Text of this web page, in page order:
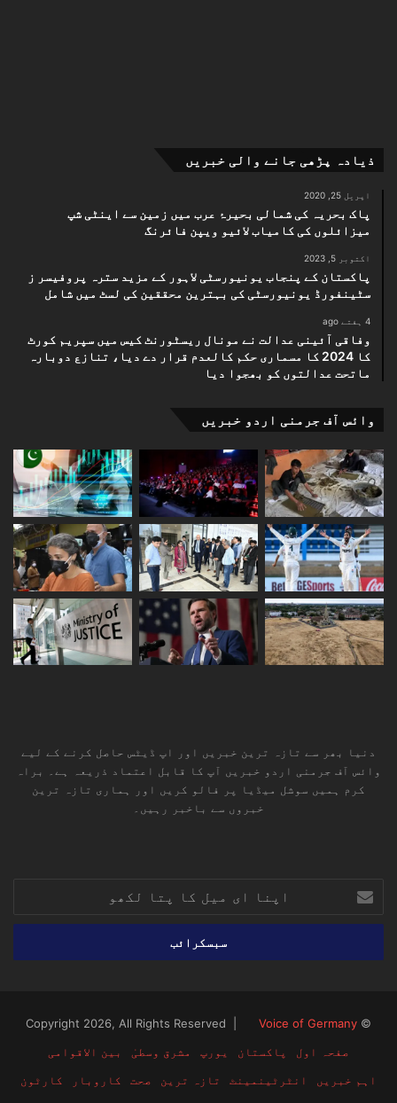
ذیادہ پڑھی جانے والی خبریں
اپریل 25, 2020
پاک بحریہ کی شمالی بحیرۂ عرب میں زمین سے اینٹی شپ
میزائلوں کی کامیاب لائیو ویپن فائرنگ
اکتوبر 5, 2023
پاکستان کے پنجاب یونیورسٹی لاہور کے مزید سترہ پروفیسر ز
سٹینفورڈ یونیورسٹی کی بہترین محققین کی لسٹ میں شامل
4 ہفتے ago
وفاقی آئینی عدالت نے مونال ریسٹورنٹ کیس میں سپریم کورٹ
کا 2024 کا مسماری حکم کالعدم قرار دے دیا، تنازع دوبارہ
ماتحت عدالتوں کو بھجوا دیا
وائس آف جرمنی اردو خبریں
دنیا بھر سے تازہ ترین خبریں اور اپ ڈیٹس حاصل کرنے کے لیے
وائس آف جرمنی اردو خبریں آپ کا قابل اعتماد ذریعہ ہے۔ براہ
کرم ہمیں سوشل میڈیا پر فالو کریں اور ہماری تازہ ترین
خبروں سے باخبر رہیں۔
ای
میل
پتا
© Copyright 2026, All Rights Reserved |
Voice of Germany
صفحہ اول
پاکستان یورپ مشرق وسطیٰ
بین الاقوامی
اہم خبریں
انٹرٹینمینٹ تازہ ترین صحت کاروبار
کارٹون